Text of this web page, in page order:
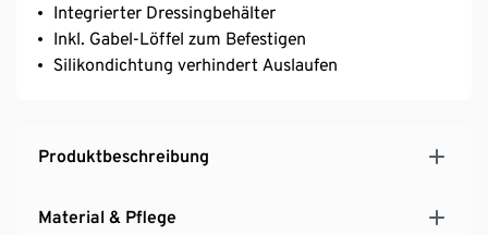
Integrierter Dressingbehälter
Inkl. Gabel-Löffel zum Befestigen
Silikondichtung verhindert Auslaufen
Produktbeschreibung
Material & Pflege